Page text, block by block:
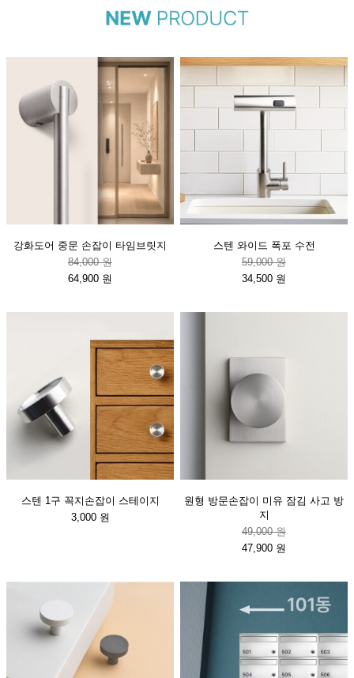
강화도어 중문 손잡이 타임브릿지
84,000 원
64,900 원
스텐 와이드 폭포 수전
59,000 원
34,500 원
스텐 1구 꼭지손잡이 스테이지
3,000 원
원형 방문손잡이 미유 잠김 사고 방
지
49,000 원
47,900 원